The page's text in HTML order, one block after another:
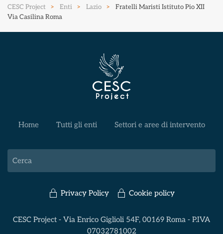
CESC Project Enti Lazio
Fratelli Maristi Istituto Pio XII
Via Casilina Roma
Home Tutti gli enti Settori e aree di intervento
Privacy Policy Cookie policy
CESC Project - Via Enrico Giglioli 54F, 00169 Roma - P.IVA
07032781002